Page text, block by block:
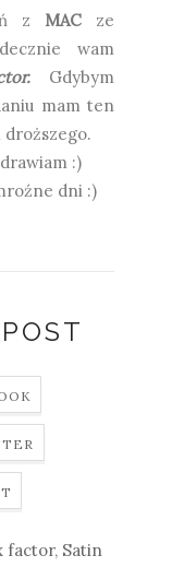
z MAC ze
wam
Gdybym
mam ten
droższego.
:)
dni :)
factor, Satin